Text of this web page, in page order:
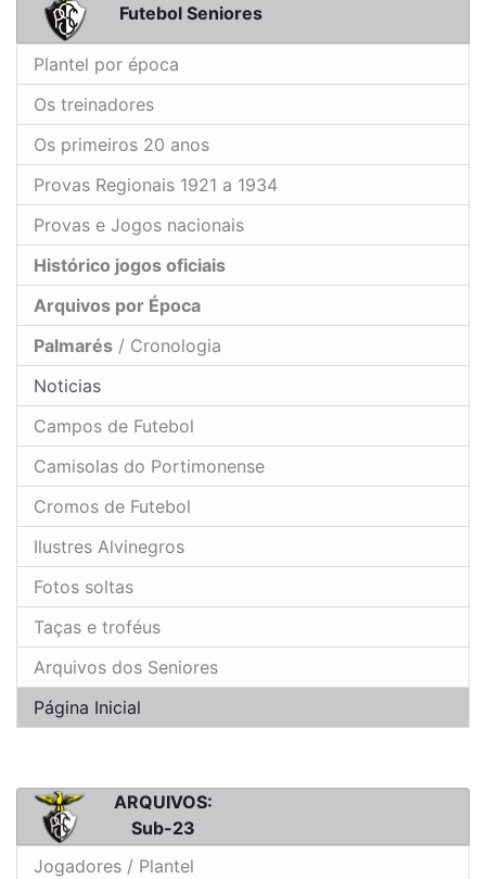
Futebol Seniores
Plantel por época
Os treinadores
Os primeiros 20 anos
Provas Regionais 1921 a 1934
Provas e Jogos nacionais
Histórico jogos oficiais
Arquivos por Época
Palmarés / Cronologia
Noticias
Campos de Futebol
Camisolas do Portimonense
Cromos de Futebol
Ilustres Alvinegros
Fotos soltas
Taças e troféus
Arquivos dos Seniores
Página Inicial
ARQUIVOS:
Sub-23
Jogadores / Plantel